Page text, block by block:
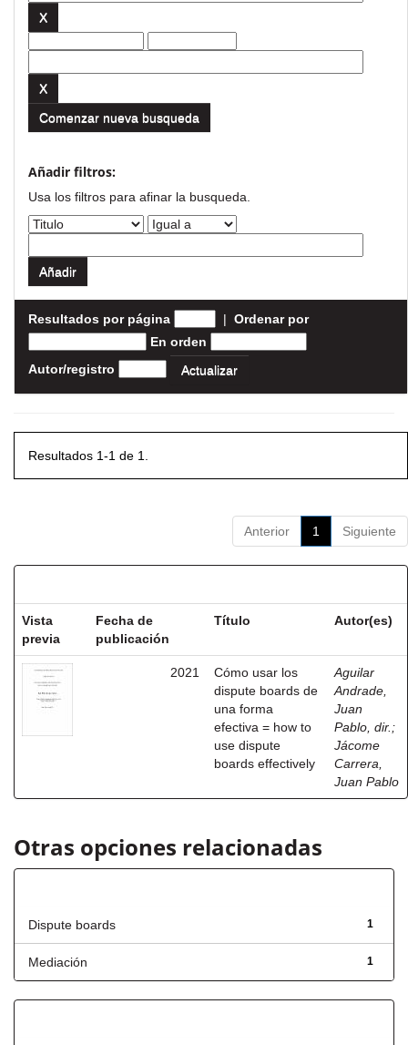
Comenzar nueva busqueda
Añadir filtros:
Usa los filtros para afinar la busqueda.
Resultados por página | Ordenar por
En orden
Autor/registro
Resultados 1-1 de 1.
Anterior 1 Siguiente
Vista
previa
Fecha de
publicación
Título Autor(es)
2021
Cómo usar los
dispute boards de
una forma
efectiva = how to
use dispute
boards effectively
Aguilar
Andrade,
Juan
Pablo, dir. ;
Jácome
Carrera,
Juan Pablo
Otras opciones relacionadas
1
Dispute boards
1
Mediación